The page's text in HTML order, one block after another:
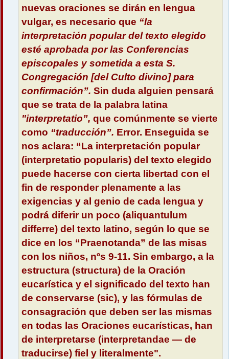
nuevas oraciones se dirán en lengua
vulgar, es necesario que “la
interpretación popular del texto elegido
esté aprobada por las Conferencias
episcopales y sometida a esta S.
Congregación [del Culto divino] para
confirmación”. Sin duda alguien pensará
que se trata de la palabra latina
"interpretatio”, que comúnmente se vierte
como “traducción”. Error. Enseguida se
nos aclara: “La interpretación popular
(interpretatio popularis) del texto elegido
puede hacerse con cierta libertad con el
fin de responder plenamente a las
exigencias y al genio de cada lengua y
podrá diferir un poco (aliquantulum
differre) del texto latino, según lo que se
dice en los “Praenotanda” de las misas
con los niños, nºs 9-11. Sin embargo, a la
estructura (structura) de la Oración
eucarística y el significado del texto han
de conservarse (sic), y las fórmulas de
consagración que deben ser las mismas
en todas las Oraciones eucarísticas, han
de interpretarse (interpretandae — de
traducirse) fiel y literalmente".